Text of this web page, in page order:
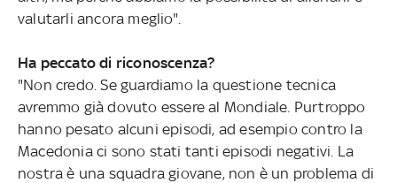
valutarli ancora meglio".
Ha peccato di riconoscenza?
"Non credo. Se guardiamo la questione tecnica
avremmo già dovuto essere al Mondiale. Purtroppo
hanno pesato alcuni episodi, ad esempio contro la
Macedonia ci sono stati tanti episodi negativi. La
nostra è una squadra giovane, non è un problema di